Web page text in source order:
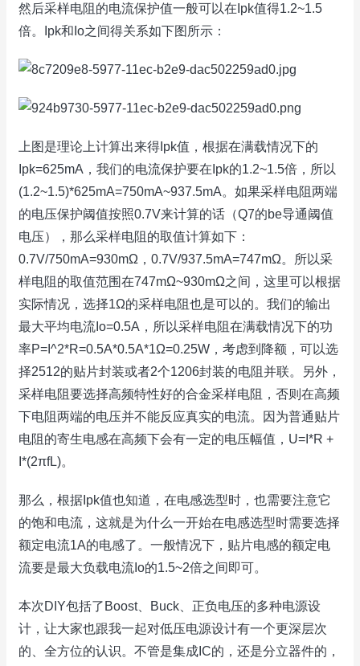
然后采样电阻的电流保护值一般可以在Ipk值得1.2~1.5
倍。Ipk和Io之间得关系如下图所示：
上图是理论上计算出来得Ipk值，根据在满载情况下的
Ipk=625mA，我们的电流保护要在Ipk的1.2~1.5倍，所以
(1.2~1.5)*625mA=750mA~937.5mA。如果采样电阻两端
的电压保护阈值按照0.7V来计算的话（Q7的be导通阈值
电压），那么采样电阻的取值计算如下：
0.7V/750mA=930mΩ，0.7V/937.5mA=747mΩ。所以采
样电阻的取值范围在747mΩ~930mΩ之间，这里可以根据
实际情况，选择1Ω的采样电阻也是可以的。我们的输出
最大平均电流Io=0.5A，所以采样电阻在满载情况下的功
率P=I^2*R=0.5A*0.5A*1Ω=0.25W，考虑到降额，可以选
择2512的贴片封装或者2个1206封装的电阻并联。另外，
采样电阻要选择高频特性好的合金采样电阻，否则在高频
下电阻两端的电压并不能反应真实的电流。因为普通贴片
电阻的寄生电感在高频下会有一定的电压幅值，U=I*R +
I*(2πfL)。
那么，根据Ipk值也知道，在电感选型时，也需要注意它
的饱和电流，这就是为什么一开始在电感选型时需要选择
额定电流1A的电感了。一般情况下，贴片电感的额定电
流要是最大负载电流Io的1.5~2倍之间即可。
本次DIY包括了Boost、Buck、正负电压的多种电源设
计，让大家也跟我一起对低压电源设计有一个更深层次
的、全方位的认识。不管是集成IC的，还是分立器件的，